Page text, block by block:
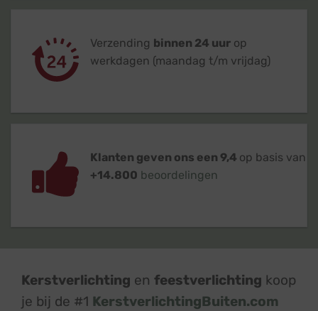
Verzending binnen 24 uur op
werkdagen (maandag t/m vrijdag)
Klanten geven ons een 9,4 op basis van
+14.800 beoordelingen
Kerstverlichting en feestverlichting koop
je bij de #1 KerstverlichtingBuiten.com